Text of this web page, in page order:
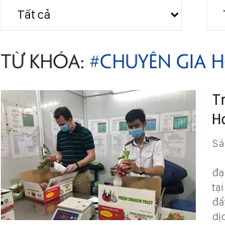
TỪ KHÓA: #CHUYÊN GIA